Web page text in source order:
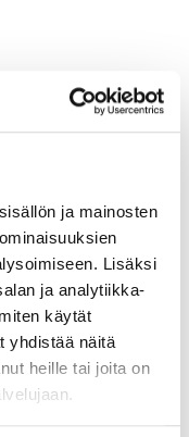
ja mainosten
Lisäksi
ja analytiikka-
käytät
yhdistää näitä
heille tai joita on
48x166N